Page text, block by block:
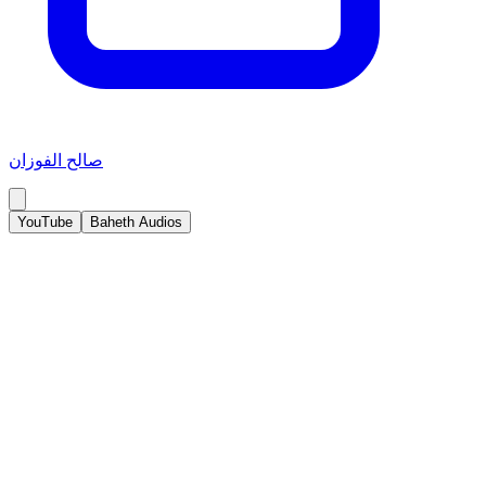
صالح الفوزان
YouTube Baheth Audios